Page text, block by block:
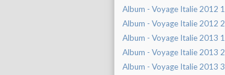
Album - Voyage Italie 2012 1
Album - Voyage Italie 2012 2
Album - Voyage Italie 2013 1
Album - Voyage Italie 2013 2
Album - Voyage Italie 2013 3